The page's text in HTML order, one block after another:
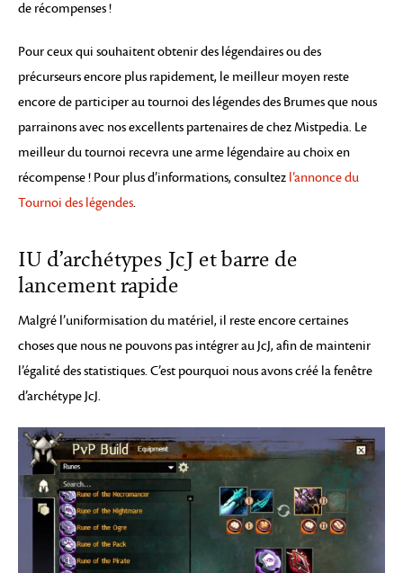
de récompenses !
Pour ceux qui souhaitent obtenir des légendaires ou des
précurseurs encore plus rapidement, le meilleur moyen reste
encore de participer au tournoi des légendes des Brumes que nous
parrainons avec nos excellents partenaires de chez Mistpedia. Le
meilleur du tournoi recevra une arme légendaire au choix en
récompense ! Pour plus d’informations, consultez l’annonce du
Tournoi des légendes.
IU d’archétypes JcJ et barre de
lancement rapide
Malgré l’uniformisation du matériel, il reste encore certaines
choses que nous ne pouvons pas intégrer au JcJ, afin de maintenir
l’égalité des statistiques. C’est pourquoi nous avons créé la fenêtre
d’archétype JcJ.